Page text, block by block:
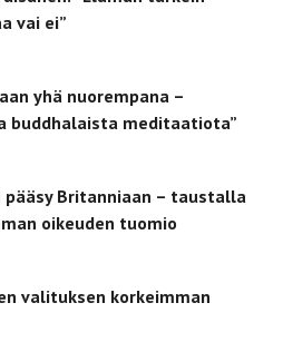
vai ei”
yhä nuorempana –
buddhalaista meditaatiota”
Britanniaan – taustalla
oikeuden tuomio
valituksen korkeimman